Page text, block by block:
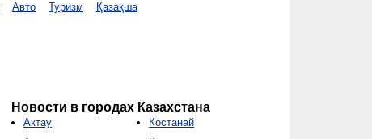
Авто Туризм Қазақша
Новости в городах Казахстана
Актау
Костанай